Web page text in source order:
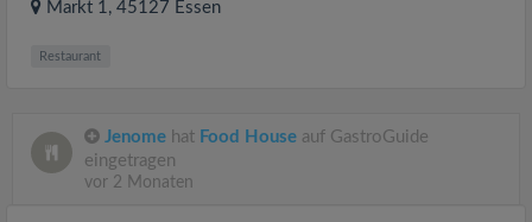
Markt 1, 45127 Essen
Restaurant
Jenome hat Food House auf GastroGuide
eingetragen
vor 2 Monaten